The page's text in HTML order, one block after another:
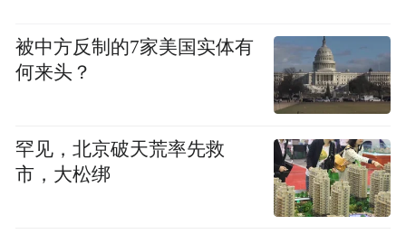
11月27日，在匈牙利布达佩斯，博物馆学家
被中方反制的7家美国实体有
何来头？
罕见，北京破天荒率先救
市，大松绑